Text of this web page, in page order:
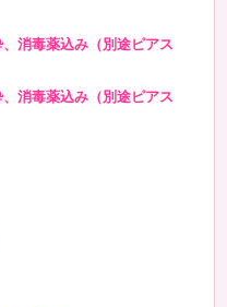
消毒薬込み（別途ピアス
消毒薬込み（別途ピアス